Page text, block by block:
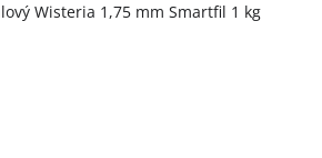
Wisteria 1,75 mm Smartfil 1 kg